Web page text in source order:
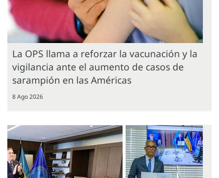
La OPS llama a reforzar la vacunación y la
vigilancia ante el aumento de casos de
sarampión en las Américas
8 Ago 2026